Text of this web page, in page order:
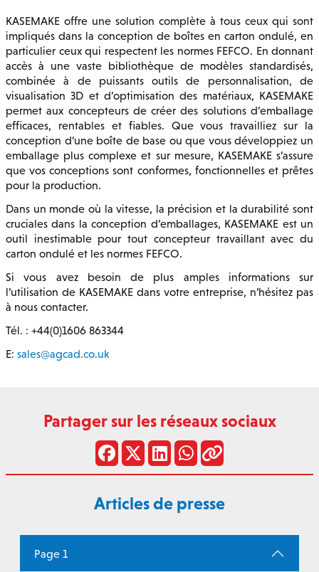
KASEMAKE offre une solution complète à tous ceux qui sont
impliqués dans la conception de boîtes en carton ondulé, en
particulier ceux qui respectent les normes FEFCO. En donnant
accès à une vaste bibliothèque de modèles standardisés,
combinée à de puissants outils de personnalisation, de
visualisation 3D et d’optimisation des matériaux, KASEMAKE
permet aux concepteurs de créer des solutions d’emballage
efficaces, rentables et fiables. Que vous travailliez sur la
conception d’une boîte de base ou que vous développiez un
emballage plus complexe et sur mesure, KASEMAKE s’assure
que vos conceptions sont conformes, fonctionnelles et prêtes
pour la production.
Dans un monde où la vitesse, la précision et la durabilité sont
cruciales dans la conception d’emballages, KASEMAKE est un
outil inestimable pour tout concepteur travaillant avec du
carton ondulé et les normes FEFCO.
Si vous avez besoin de plus amples informations sur
l’utilisation de KASEMAKE dans votre entreprise, n’hésitez pas
à nous contacter.
Tél. : +44(0)1606 863344
E: sales@agcad.co.uk
Partager sur les réseaux sociaux
Articles de presse
Page 1